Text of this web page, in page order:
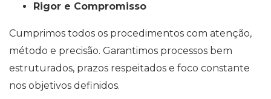
Rigor e Compromisso
Cumprimos todos os procedimentos com atenção,
método e precisão. Garantimos processos bem
estruturados, prazos respeitados e foco constante
nos objetivos definidos.